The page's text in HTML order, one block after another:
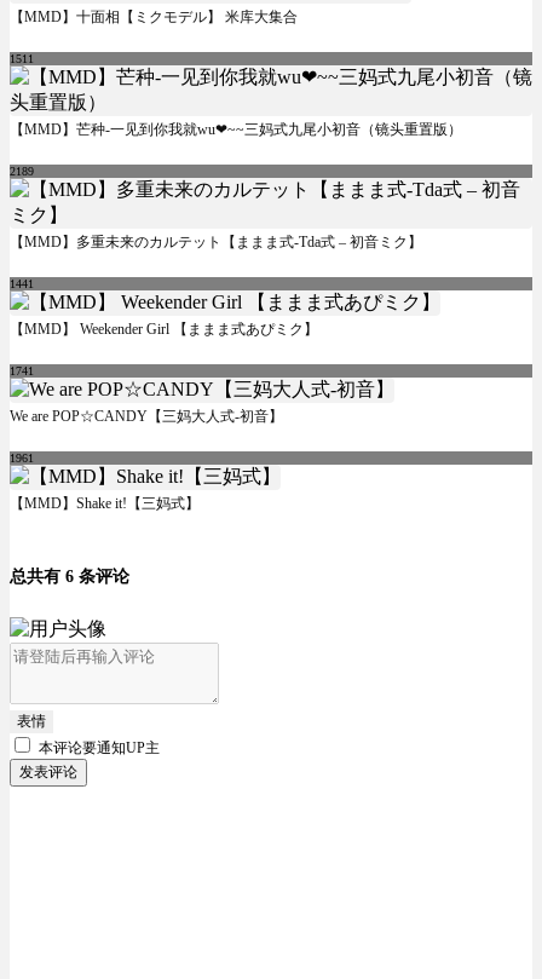
【MMD】十面相【ミクモデル】 米库大集合
1511
【MMD】芒种-一见到你我就wu❤~~三妈式九尾小初音（镜头重置版）
2189
【MMD】多重未来のカルテット【ままま式-Tda式 – 初音ミク】
1441
【MMD】 Weekender Girl 【ままま式あぴミク】
1741
We are POP☆CANDY【三妈大人式-初音】
1961
【MMD】Shake it!【三妈式】
总共有 6 条评论
表情
本评论要通知UP主
发表评论